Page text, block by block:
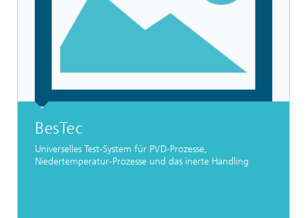
BesTec
Universelles Test-System für PVD-Prozesse,
Niedertemperatur-Prozesse und das inerte Handling